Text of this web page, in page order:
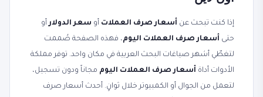
إذا كنت تبحث عن أسعار صرف العملات أو سعر الدولارأو
حتى أسعار صرف العملات اليوم، فهذه الصفحة صُممت
لتغطّي أشهر صياغات البحث العربية في مكان واحد. توفر مملكة
الأدوات أداة أسعار صرف العملات اليوم مجاناً ودون تسجيل،
لتعمل من الجوال أو الكمبيوتر خلال ثوانٍ. أحدث أسعار صرف